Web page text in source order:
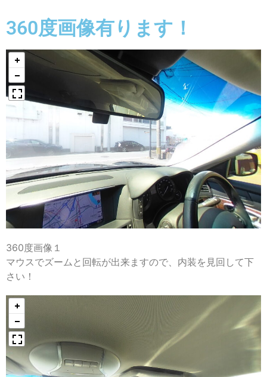
360度画像有ります！
360度画像１
マウスでズームと回転が出来ますので、内装を見回して下
さい！